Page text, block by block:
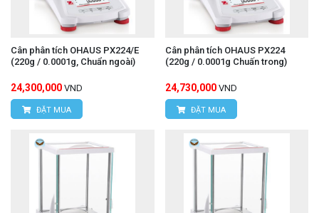
Cân phân tích OHAUS PX224/E
(220g / 0.0001g, Chuẩn ngoài)
24,300,000 VND
ĐẶT MUA
Cân phân tích OHAUS PX224
(220g / 0.0001g Chuấn trong)
24,730,000 VND
ĐẶT MUA